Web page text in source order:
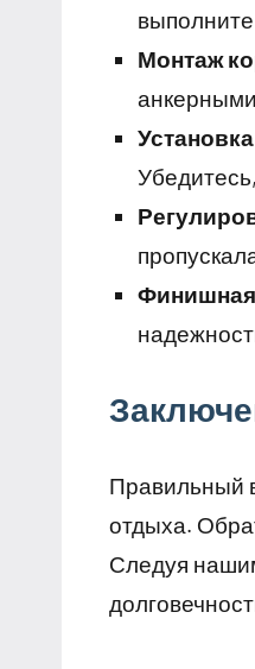
Монтаж
Правильный
отдыха.
Следуя